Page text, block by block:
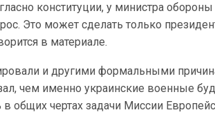
конституции, у министра обороны
Это может сделать только
в материале.
и другими формальными
чем именно украинские военные
общих чертах задачи Миссии